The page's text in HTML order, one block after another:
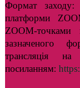
Формат заходу:
платформи
ZOOM-
зазначеного
трансляція
посиланням: